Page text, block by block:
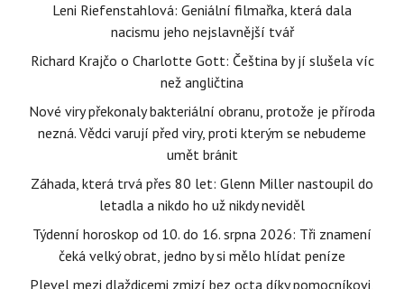
Leni Riefenstahlová: Geniální filmařka, která dala
nacismu jeho nejslavnější tvář
Richard Krajčo o Charlotte Gott: Čeština by jí slušela víc
než angličtina
Nové viry překonaly bakteriální obranu, protože je příroda
nezná. Vědci varují před viry, proti kterým se nebudeme
umět bránit
Záhada, která trvá přes 80 let: Glenn Miller nastoupil do
letadla a nikdo ho už nikdy neviděl
Týdenní horoskop od 10. do 16. srpna 2026: Tři znamení
čeká velký obrat, jedno by si mělo hlídat peníze
Plevel mezi dlaždicemi zmizí bez octa díky pomocníkovi,